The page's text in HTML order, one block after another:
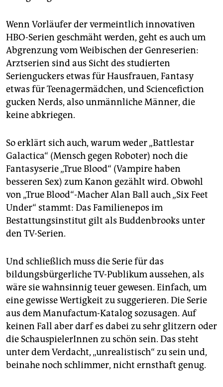
Wenn Vorläufer der vermeintlich innovativen
HBO-Serien geschmäht werden, geht es auch um
Abgrenzung vom Weibischen der Genreserien:
Arztserien sind aus Sicht des studierten
Serienguckers etwas für Hausfrauen, Fantasy
etwas für Teenagermädchen, und Sciencefiction
gucken Nerds, also unmännliche Männer, die
keine abkriegen.
So erklärt sich auch, warum weder „Battlestar
Galactica“ (Mensch gegen Roboter) noch die
Fantasyserie „True Blood“ (Vampire haben
besseren Sex) zum Kanon gezählt wird. Obwohl
von „True Blood“-Macher Alan Ball auch „Six Feet
Under“ stammt: Das Familienepos im
Bestattungsinstitut gilt als Buddenbrooks unter
den TV-Serien.
Und schließlich muss die Serie für das
bildungsbürgerliche TV-Publikum aussehen, als
wäre sie wahnsinnig teuer gewesen. Einfach, um
eine gewisse Wertigkeit zu suggerieren. Die Serie
aus dem Manufactum-Katalog sozusagen. Auf
keinen Fall aber darf es dabei zu sehr glitzern oder
die SchauspielerInnen zu schön sein. Das steht
unter dem Verdacht, „unrealistisch“ zu sein und,
beinahe noch schlimmer, nicht ernsthaft genug.